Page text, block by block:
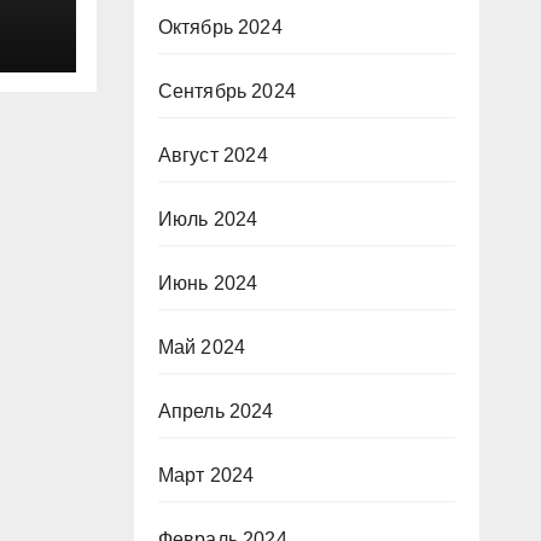
Октябрь 2024
Сентябрь 2024
Август 2024
Июль 2024
Июнь 2024
Май 2024
Апрель 2024
Март 2024